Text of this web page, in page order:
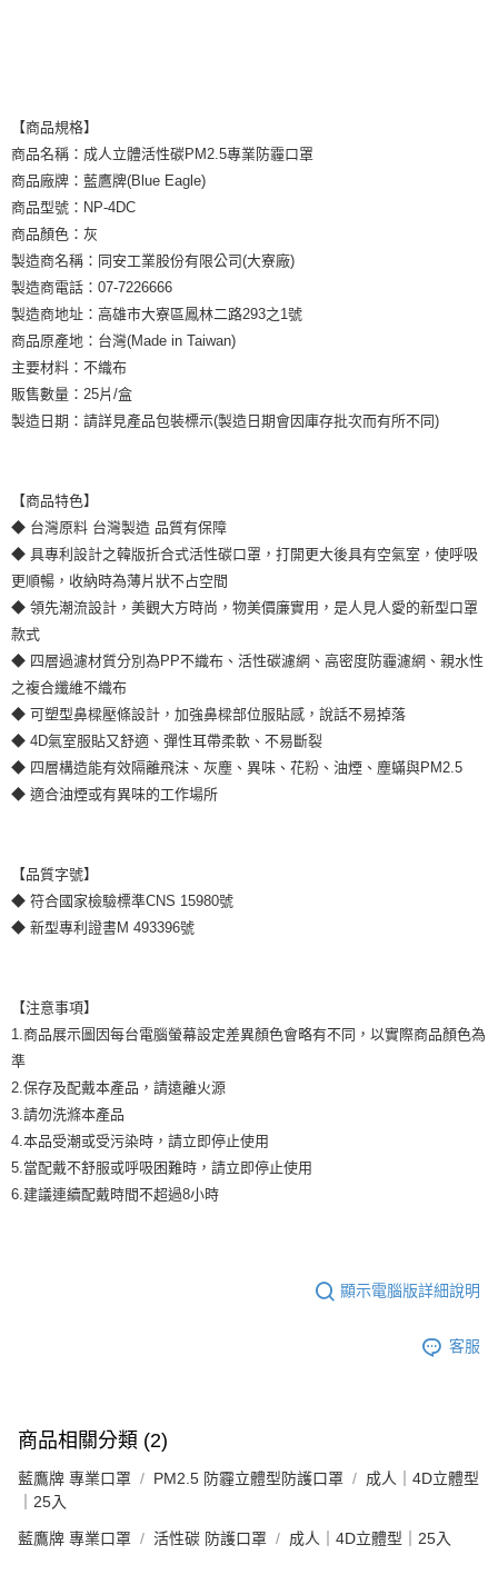
【商品規格】
商品名稱：成人立體活性碳PM2.5專業防霾口罩
商品廠牌：藍鷹牌(Blue Eagle)
商品型號：NP-4DC
商品顏色：灰
製造商名稱：同安工業股份有限公司(大寮廠)
製造商電話：07-7226666
製造商地址：高雄市大寮區鳳林二路293之1號
商品原產地：台灣(Made in Taiwan)
主要材料：不織布
販售數量：25片/盒
製造日期：請詳見產品包裝標示(製造日期會因庫存批次而有所不同)
【商品特色】
◆ 台灣原料 台灣製造 品質有保障
◆ 具專利設計之韓版折合式活性碳口罩，打開更大後具有空氣室，使呼吸
更順暢，收納時為薄片狀不占空間
◆ 領先潮流設計，美觀大方時尚，物美價廉實用，是人見人愛的新型口罩
款式
◆ 四層過濾材質分別為PP不織布、活性碳濾網、高密度防霾濾網、親水性
之複合纖維不織布
◆ 可塑型鼻樑壓條設計，加強鼻樑部位服貼感，說話不易掉落
◆ 4D氣室服貼又舒適、彈性耳帶柔軟、不易斷裂
◆ 四層構造能有效隔離飛沫、灰塵、異味、花粉、油煙、塵蟎與PM2.5
◆ 適合油煙或有異味的工作場所
【品質字號】
◆ 符合國家檢驗標準CNS 15980號
◆ 新型專利證書M 493396號
【注意事項】
1.商品展示圖因每台電腦螢幕設定差異顏色會略有不同，以實際商品顏色為
準
2.保存及配戴本產品，請遠離火源
3.請勿洗滌本產品
4.本品受潮或受污染時，請立即停止使用
5.當配戴不舒服或呼吸困難時，請立即停止使用
6.建議連續配戴時間不超過8小時
顯示電腦版詳細說明
客服
商品相關分類 (2)
藍鷹牌 專業口罩 PM2.5 防霾立體型防護口罩
成人｜4D立體型
｜25入
藍鷹牌 專業口罩 活性碳 防護口罩 成人｜4D立體型｜25入